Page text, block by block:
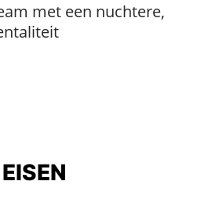
met een nuchtere,